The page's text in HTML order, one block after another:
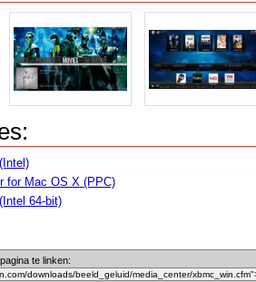
for Mac OS X (PPC)
64-bit)
te linken: